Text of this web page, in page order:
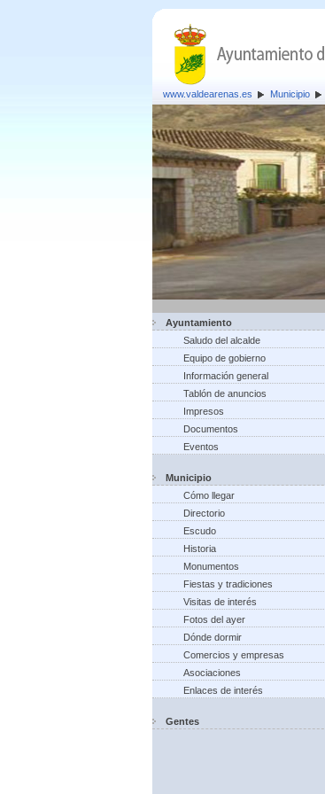
www.valdearenas.es Municipio
Ayuntamiento
Saludo del alcalde
Equipo de gobierno
Información general
Tablón de anuncios
Impresos
Documentos
Eventos
Municipio
Cómo llegar
Directorio
Escudo
Historia
Monumentos
Fiestas y tradiciones
Visitas de interés
Fotos del ayer
Dónde dormir
Comercios y empresas
Asociaciones
Enlaces de interés
Gentes